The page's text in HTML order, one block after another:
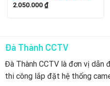
2.050.000₫
Đà Thành CCTV
Đà Thành CCTV là đơn vị dẫn
thi công lắp đặt hệ thống